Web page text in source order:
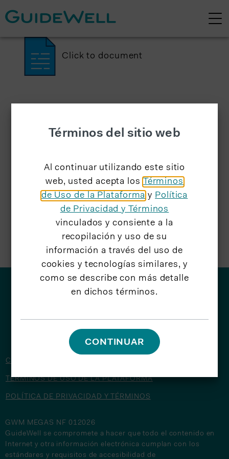
Click to document
CONTÁCTENOS
TÉRMINOS DE USO DE LA PLATAFORMA
POLÍTICA DE PRIVACIDAD Y TÉRMINOS
GWM MEGAS NF 012026
GuideWell se compromete a hacer que todo el contenido en
Internet y otra información electrónica cumplan con los
estándares y requisitos de accesibilidad de
Términos del sitio web
Al continuar utilizando este sitio
web, usted acepta los
Términos
de Uso de la Plataforma y Política
de Privacidad y Términos
vinculados y consiente a la
recopilación y uso de su
información a través del uso de
cookies y tecnologías similares, y
como se describe con más detalle
en dichos términos.
CONTINUAR